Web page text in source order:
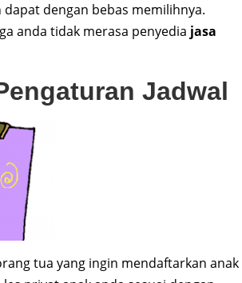
dengan bebas memilihnya.
anda tidak merasa penyedia jasa
Jadwal
tua yang ingin mendaftarkan anak